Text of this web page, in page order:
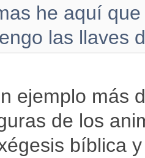
he aquí
las llaves
ejemplo más
de los
bíblica